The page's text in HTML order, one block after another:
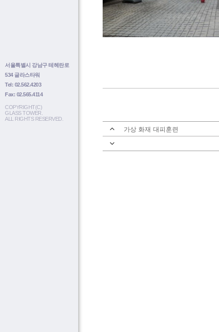
서울특별시 강남구 테헤란로
534 글라스타워
Tel: 02.562.4203
Fax: 02.565.4114
COPYRIGHT(C)
GLASS TOWER.
ALL RIGHTS RESERVED.
가상 화재 대피훈련